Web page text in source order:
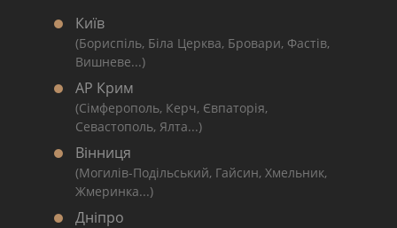
Київ
(Бориспіль, Біла Церква, Бровари, Фастів,
Вишневе...)
АР Крим
(Сімферополь, Керч, Євпаторія,
Севастополь, Ялта...)
Вінниця
(Могилів-Подільський, Гайсин, Хмельник,
Жмеринка...)
Дніпро